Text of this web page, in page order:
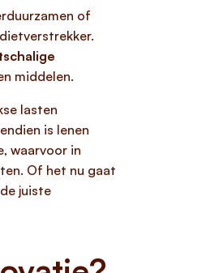
of
middelen.
lasten
is lenen
waarvoor in
Of het nu gaat
juiste